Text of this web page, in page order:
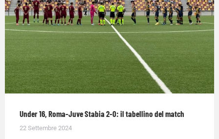
Under 16, Roma-Juve Stabia 2-0: il tabellino del match
22 Settembre 2024